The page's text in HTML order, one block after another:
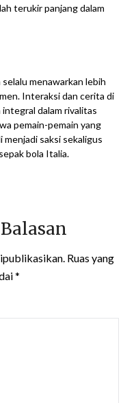
terukir panjang dalam
menawarkan lebih
Interaksi dan cerita di
dalam rivalitas
pemain-pemain yang
menjadi saksi sekaligus
bola Italia.
Ruas yang
*